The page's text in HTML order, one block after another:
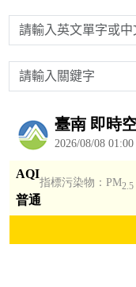
請輸入英文單字或中文
請輸入關鍵字